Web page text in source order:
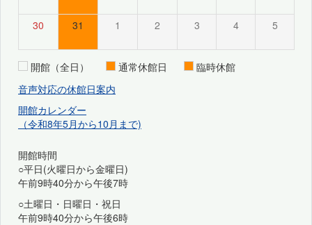
30 31 1 2 3 4 5
開館（全日） 通常休館日
臨時休館
音声対応の休館日案内
開館カレンダー
（令和8年5月から10月まで)
開館時間
○平日(火曜日から金曜日)
午前9時40分から午後7時
○土曜日・日曜日・祝日
午前9時40分から午後6時